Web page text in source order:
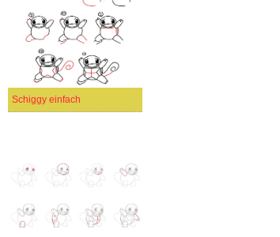
Schiggy einfach